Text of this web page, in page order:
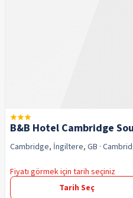
B&B Hotel Cambridge
Cambridge, İngiltere, GB ·
Fiyatı görmek için tarih seçiniz
Tarih Seç